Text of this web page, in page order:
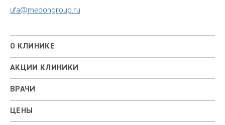
ufa@medongroup.ru
О КЛИНИКЕ
АКЦИИ КЛИНИКИ
ВРАЧИ
ЦЕНЫ